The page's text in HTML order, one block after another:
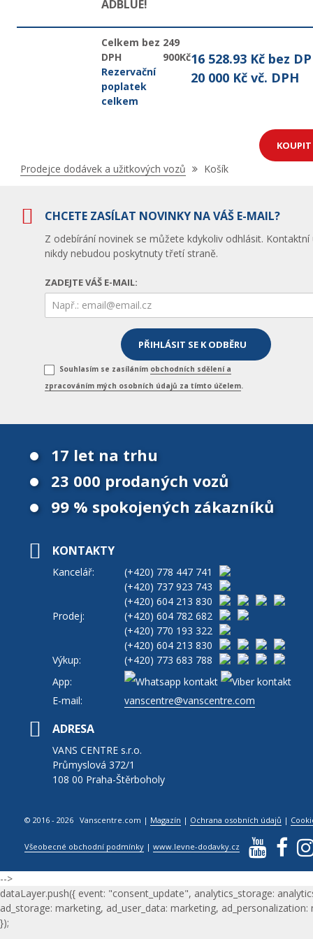
ADBLUE!
Celkem bez
DPH
Rezervační
poplatek
celkem
249
900Kč16 528.93 Kč bez
20 000 Kč vč. DPH
Nacházíte
Prodejce dodávek a užitkových vozů Košík
CHCETE ZASÍLAT NOVINKY NA VÁŠ E-MAIL?
Z odebírání novinek se můžete kdykoliv odhlásit. Kontaktní
nikdy nebudou poskytnuty třetí straně.
ZADEJTE VÁŠ E-MAIL:
Souhlasím se zasíláním obchodních sdělení a
zpracováním mých osobních údajů za tímto účelem.
17 let na trhu
23 000 prodaných vozů
99 % spokojených zákazníků
KONTAKTY
Kancelář: (+420) 778 447 741
(+420) 737 923 743
(+420) 604 213 830
Prodej:
(+420) 604 782 682
(+420) 770 193 322
(+420) 604 213 830
Výkup:
(+420) 773 683 788
App:
E-mail:
vanscentre@vanscentre.com
ADRESA
VANS CENTRE s.r.o.
Průmyslová 372/1
108 00 Praha-Štěrboholy
© 2016 - 2026 Vanscentre.com | Magazín | Ochrana osobních údajů |
Všeobecné obchodní podmínky |www.levne-dodavky.cz
-->
dataLayer.push({ event: "consent_update", analytics_storage:
ad_storage: marketing, ad_user_data: marketing, ad_personalization:
});